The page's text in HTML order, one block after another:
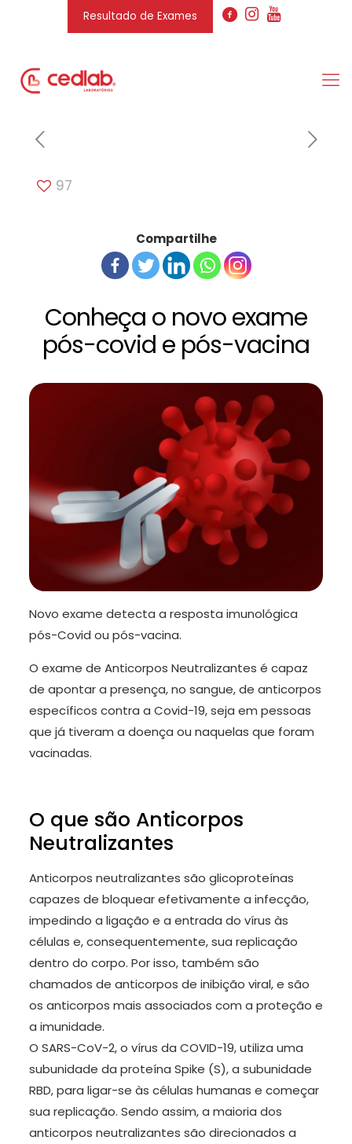
Resultado de Exames
97
Compartilhe
Conheça o novo exame
pós-covid e pós-vacina
Novo exame detecta a resposta imunológica
pós-Covid ou pós-vacina.
O exame de Anticorpos Neutralizantes é capaz
de apontar a presença, no sangue, de anticorpos
específicos contra a Covid-19, seja em pessoas
que já tiveram a doença ou naquelas que foram
vacinadas.
O que são Anticorpos
Neutralizantes
Anticorpos neutralizantes são glicoproteínas
capazes de bloquear efetivamente a infecção,
impedindo a ligação e a entrada do vírus às
células e, consequentemente, sua replicação
dentro do corpo. Por isso, também são
chamados de anticorpos de inibição viral, e são
os anticorpos mais associados com a proteção e
a imunidade.
O SARS-CoV-2, o vírus da COVID-19, utiliza uma
subunidade da proteína Spike (S), a subunidade
RBD, para ligar-se às células humanas e começar
sua replicação. Sendo assim, a maioria dos
anticorpos neutralizantes são direcionados a